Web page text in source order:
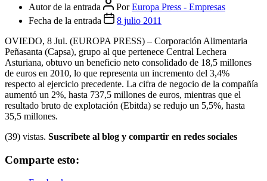
Autor de la entrada PorEuropa Press - Empresas
Fecha de la entrada
8 julio 2011
OVIEDO, 8 Jul. (EUROPA PRESS) – Corporación Alimentaria
Peñasanta (Capsa), grupo al que pertenece Central Lechera
Asturiana, obtuvo un beneficio neto consolidado de 18,5 millones
de euros en 2010, lo que representa un incremento del 3,4%
respecto al ejercicio precedente. La cifra de negocio de la compañía
aumentó un 2%, hasta 737,5 millones de euros, mientras que el
resultado bruto de explotación (Ebitda) se redujo un 5,5%, hasta
35,5 millones.
(39) vistas. Suscribete al blog y compartir en redes sociales
Comparte esto: